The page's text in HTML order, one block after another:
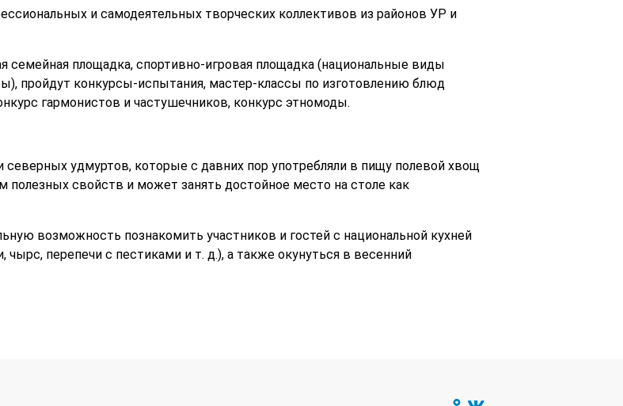
и самодеятельных творческих коллективов из районов УР и
семейная площадка, спортивно-игровая площадка (национальные виды
пройдут конкурсы-испытания, мастер-классы по изготовлению блюд
гармонистов и частушечников, конкурс этномоды.
удмуртов, которые с давних пор употребляли в пищу полевой хвощ
полезных свойств и может занять достойное место на столе как
возможность познакомить участников и гостей с национальной кухней
перепечи с пестиками и т. д.), а также окунуться в весенний